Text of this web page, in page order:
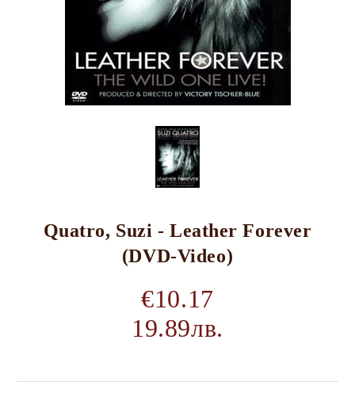
Quatro, Suzi - Leather Forever
(DVD-Video)
€10.17
19.89лв.